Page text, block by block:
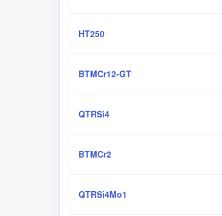
HT250
BTMCr12-GT
QTRSi4
BTMCr2
QTRSi4Mo1